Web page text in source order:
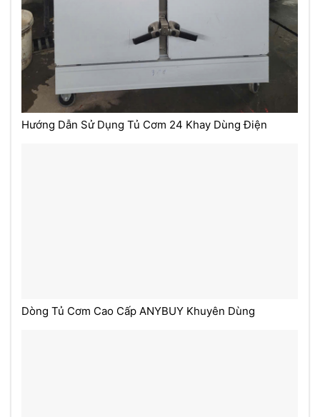
Hướng Dẫn Sử Dụng Tủ Cơm 24 Khay Dùng Điện
Dòng Tủ Cơm Cao Cấp ANYBUY Khuyên Dùng